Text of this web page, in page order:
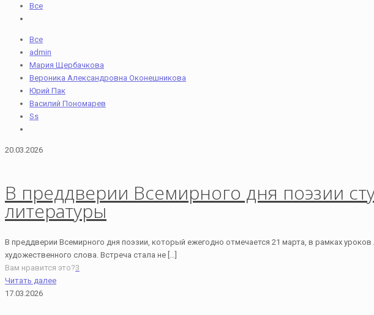
Все
Все
admin
Мария Щербачкова
Вероника Александровна Оконешникова
Юрий Пак
Василий Пономарев
Ss
20.03.2026
В преддверии Всемирного дня поэзии
литературы
В преддверии Всемирного дня поэзии, который ежегодно отмечается 21 марта, в рамках
художественного слова. Встреча стала не […]
Вам нравится это?3
Читать далее
17.03.2026